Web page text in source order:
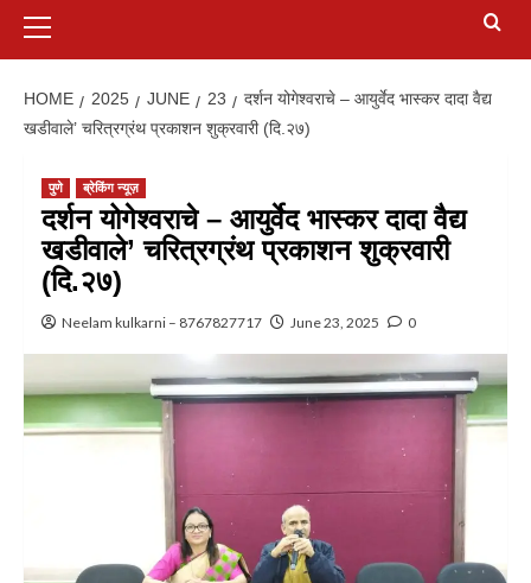
HOME 2025 JUNE 23
दर्शन योगेश्वराचे – आयुर्वेद भास्कर दादा वैद्य
खडीवाले’ चरित्रग्रंथ प्रकाशन शुक्रवारी (दि.२७)
पुणे ब्रेकिंग न्यूज़
दर्शन योगेश्वराचे – आयुर्वेद भास्कर दादा वैद्य
खडीवाले’ चरित्रग्रंथ प्रकाशन शुक्रवारी
(दि.२७)
Neelam kulkarni – 8767827717 June 23, 2025 0